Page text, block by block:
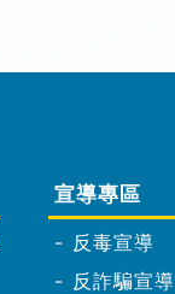
宣導專區
反毒宣導
反詐騙宣導